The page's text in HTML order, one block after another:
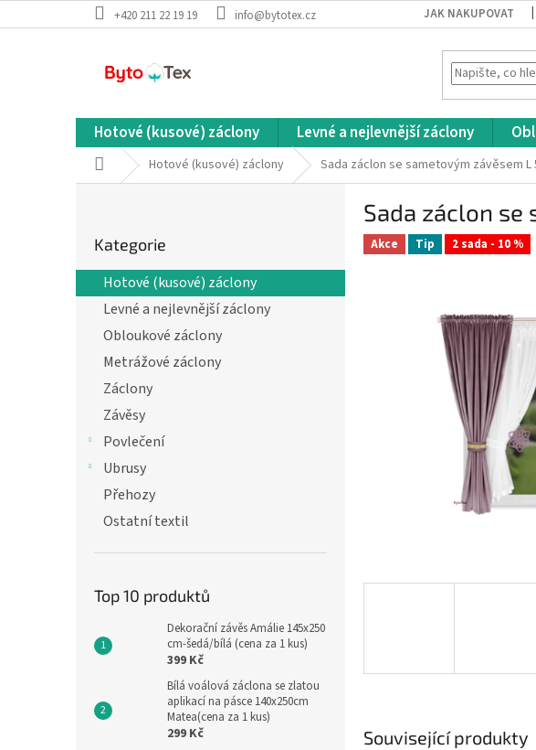
na
+420 211 22 19 19 info@bytotex.cz JAK NAKUPOVAT
Hotové (kusové) záclony Levné a nejlevnější záclony
Domů Hotové (kusové) záclony Sada záclon se sametovým závěsem L
r
a
kategorie
Kategorie
Hotové (kusové) záclony
Levné a nejlevnější záclony
Obloukové záclony
Metrážové záclony
Záclony
Závěsy
Povlečení
Ubrusy
Přehozy
Ostatní textil
Top 10 produktů
Dekorační závěs Amálie 145x250
cm-šedá/bílá (cena za 1 kus)
399 Kč
Bílá voálová záclona se zlatou
aplikací na pásce 140x250cm
Matea(cena za 1 kus)
299 Kč
Sada záclon se
Akce Tip 2 sada - 10 %
Související produkty